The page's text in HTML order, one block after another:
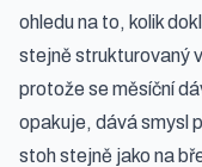
ohledu na to, kolik
stejně strukturovaný
protože se měsíční
opakuje, dává smysl
stoh stejně jako na